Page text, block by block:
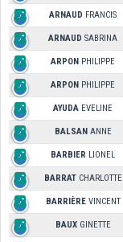
ARNAUD FRANCIS
ARNAUD SABRINA
ARPON PHILIPPE
ARPON PHILIPPE
AYUDA EVELINE
BALSAN ANNE
BARBIER LIONEL
BARRATCHARLOTTE
BARRIÈREVINCENT
BAUXGINETTE